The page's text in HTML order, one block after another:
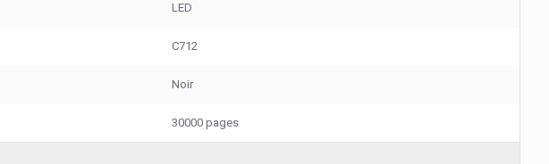
LED
C712
Noir
30000 pages